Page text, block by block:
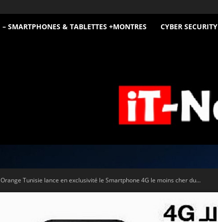
– SMARTPHONES & TABLETTES +MONTRES CYBER SECURITY
iT
Orange Tunisie lance en exclusivité le Smartphone 4G le moins cher du...